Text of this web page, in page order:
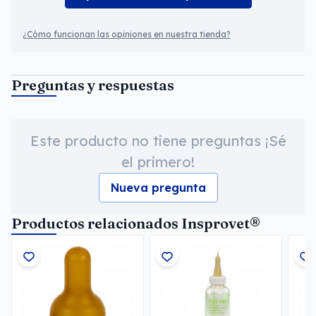
¿Cómo funcionan las opiniones en nuestra tienda?
Preguntas y respuestas
Este producto no tiene preguntas ¡Sé
el primero!
Nueva pregunta
Productos relacionados Insprovet®